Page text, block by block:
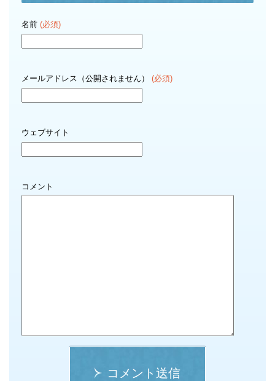
名前 (必須)
メールアドレス（公開されません） (必須)
ウェブサイト
コメント
コメント送信